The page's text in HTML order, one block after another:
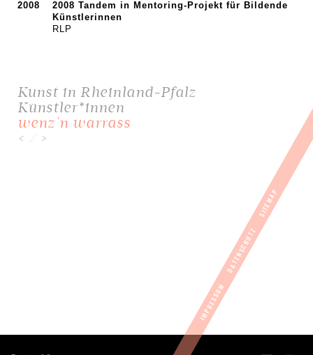
2008
2008 Tandem in Mentoring-Projekt für Bildende
Künstlerinnen
RLP
Kunst in Rheinland-Pfalz
Künstler*innen
wenz'n warrass
<
>
IMPRESSUM
DATENSCHUTZ
SITEMAP